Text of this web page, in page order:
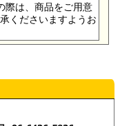
際は、商品をご用意
くださいますようお